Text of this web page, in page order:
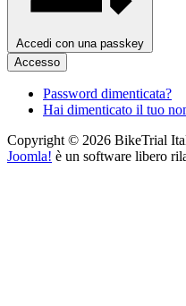
Accedi con una passkey
Accesso
Password dimenticata?
Hai dimenticato il tuo
Copyright © 2026 BikeTrial
Joomla! è un software libero